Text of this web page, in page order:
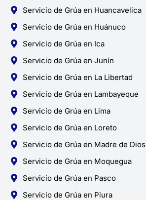
Servicio de Grúa en Huancavelica
Servicio de Grúa en Huánuco
Servicio de Grúa en Ica
Servicio de Grúa en Junín
Servicio de Grúa en La Libertad
Servicio de Grúa en Lambayeque
Servicio de Grúa en Lima
Servicio de Grúa en Loreto
Servicio de Grúa en Madre de Dios
Servicio de Grúa en Moquegua
Servicio de Grúa en Pasco
Servicio de Grúa en Piura